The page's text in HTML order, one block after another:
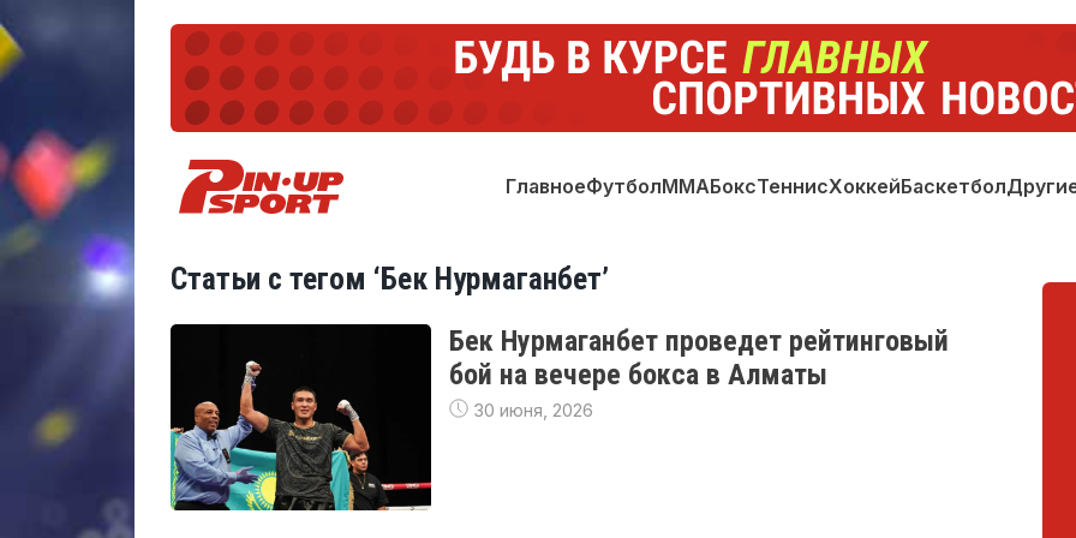
ГлавноеФутболММАБоксТеннисХоккейБаскетбол
Статьи с тегом ‘Бек Нурмаганбет’
Бек Нурмаганбет проведет рейтинговый
бой на вечере бокса в Алматы
30 июня, 2026